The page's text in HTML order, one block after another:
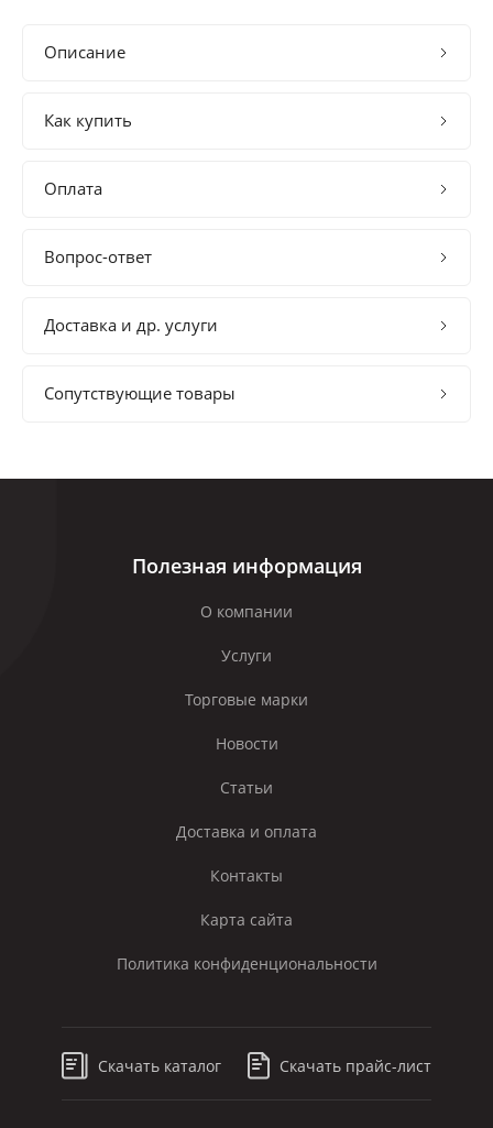
Описание
Как купить
Оплата
Вопрос-ответ
Доставка и др. услуги
Сопутствующие товары
Полезная информация
О компании
Услуги
Торговые марки
Новости
Статьи
Доставка и оплата
Контакты
Карта сайта
Политика конфиденциональности
Скачать каталог Скачать прайс-лист